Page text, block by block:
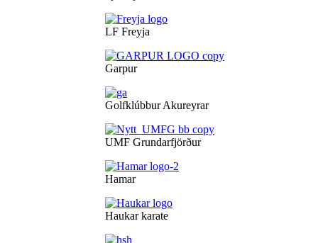
LF Freyja
Garpur
Golfklúbbur Akureyrar
UMF Grundarfjörður
Hamar
Haukar karate